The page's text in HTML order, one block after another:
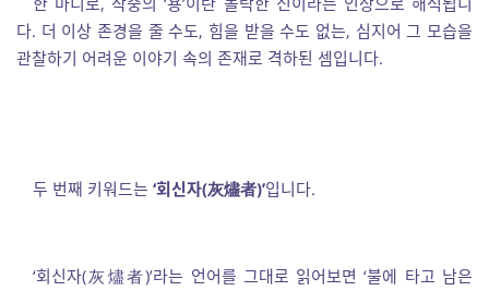
다. 더 이상 존경을 줄 수도, 힘을 받을 수도 없는, 심지어 그 모습을
관찰하기 어려운 이야기 속의 존재로 격하된 셈입니다.
두 번째 키워드는 ‘회신자(灰燼者)’입니다.
‘회신자(灰燼者)’라는 언어를 그대로 읽어보면 ‘불에 타고 남은